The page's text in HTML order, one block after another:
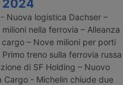
2024
- Nuova logistica Dachser –
nella ferrovia – Alleanza
– Nove milioni per porti
treno sulla ferrovia russa
di SF Holding – Nuovo
Cargo - Michelin chiude due